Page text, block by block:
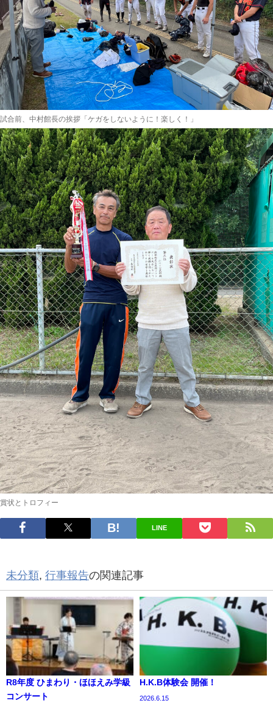
試合前、中村館長の挨拶「ケガをしないように！楽しく！」
賞状とトロフィー
LINE
未分類, 行事報告の関連記事
R8年度 ひまわり・ほほえみ学級
コンサート
H.K.B体験会 開催！
2026.6.15